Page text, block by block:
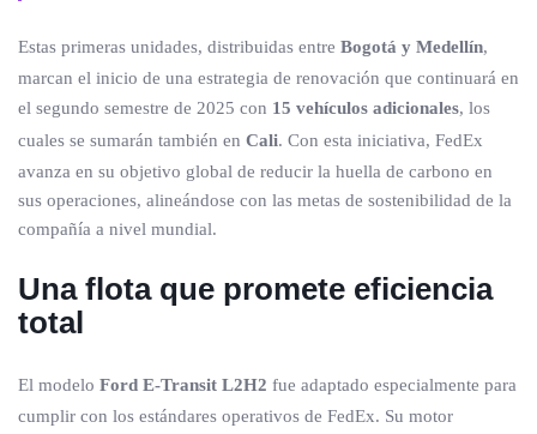
Estas primeras unidades, distribuidas entre Bogotá y Medellín,
marcan el inicio de una estrategia de renovación que continuará en
el segundo semestre de 2025 con 15 vehículos adicionales, los
cuales se sumarán también en Cali. Con esta iniciativa, FedEx
avanza en su objetivo global de reducir la huella de carbono en
sus operaciones, alineándose con las metas de sostenibilidad de la
compañía a nivel mundial.
Una flota que promete eficiencia
total
El modelo Ford E-Transit L2H2 fue adaptado especialmente para
cumplir con los estándares operativos de FedEx. Su motor